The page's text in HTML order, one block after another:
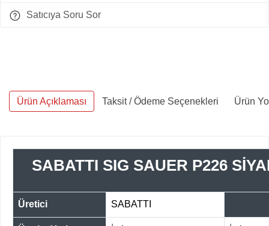
Satıcıya Soru Sor
Ürün Açıklaması Taksit / Ödeme Seçenekleri Ürün
SABATTI SIG SAUER P226
Üretici SABATTI